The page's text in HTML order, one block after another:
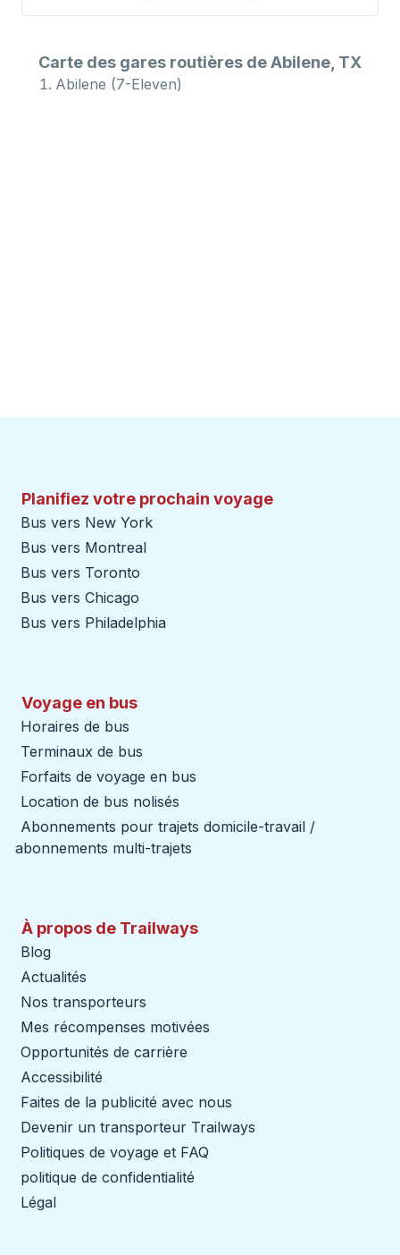
Carte des gares routières de Abilene, TX
Abilene (7-Eleven)
Planifiez votre prochain voyage
Bus vers New York
Bus vers Montreal
Bus vers Toronto
Bus vers Chicago
Bus vers Philadelphia
Voyage en bus
Horaires de bus
Terminaux de bus
Forfaits de voyage en bus
Location de bus nolisés
Abonnements pour trajets domicile-travail /
abonnements multi-trajets
À propos de Trailways
Blog
Actualités
Nos transporteurs
Mes récompenses motivées
Opportunités de carrière
Accessibilité
Faites de la publicité avec nous
Devenir un transporteur Trailways
Politiques de voyage et FAQ
politique de confidentialité
Légal